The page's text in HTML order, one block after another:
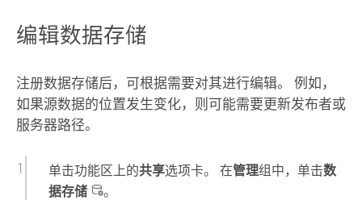
编辑数据存储
注册数据存储后，可根据需要对其进行编辑。 例如，
如果源数据的位置发生变化，则可能需要更新发布者或
服务器路径。
单击功能区上的共享选项卡。 在管理组中，单击数
据存储
。